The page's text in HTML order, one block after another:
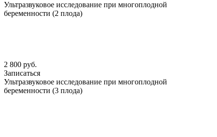
Ультразвуковое исследование при многоплодной
беременности (2 плода)
2 800 руб.
Записаться
Ультразвуковое исследование при многоплодной
беременности (3 плода)